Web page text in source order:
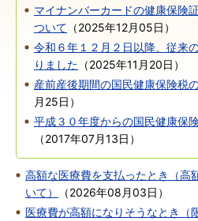
マイナンバーカードの健康保険
ついて （2025年12月05日 ）
令和６年１２月２日以降、従来
りました （2025年11月20日 ）
産前産後期間の国民健康保険税
月25日 ）
平成３０年度からの国民健康保
（2017年07月13日 ）
高額な医療費を支払ったとき（高
いて）
（2026年08月03日 ）
医療費が高額になりそうなとき（